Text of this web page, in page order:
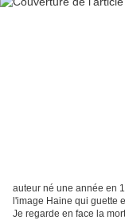
auteur né une année en
l'image Haine qui guette
Je regarde en face la